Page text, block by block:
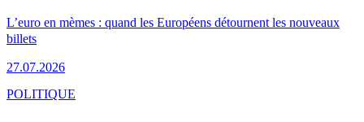
L’euro en mèmes : quand les Européens détournent les nouveaux
billets
27.07.2026
POLITIQUE